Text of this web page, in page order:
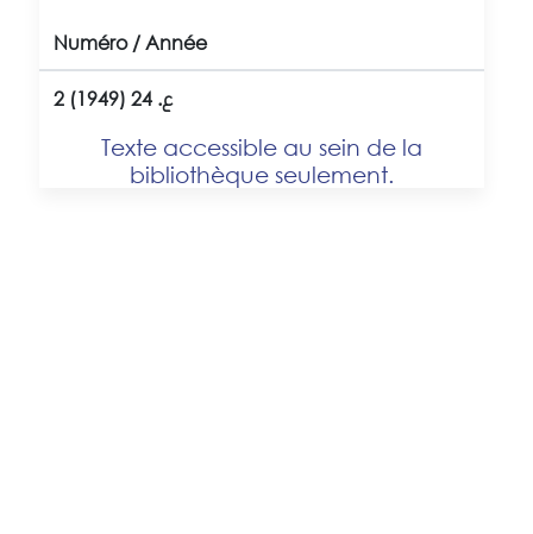
Numéro / Année
2 ع. 24 (1949)
Texte accessible au sein de la
bibliothèque seulement.